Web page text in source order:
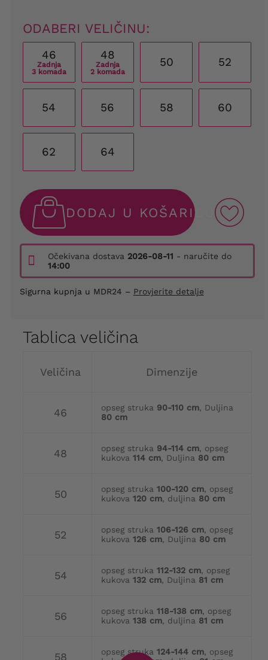
ODABERI VELIČINU:
46
Zadnja
3 komada
48
Zadnja
2 komada
50 52
54 56 58 60
62 64
DODAJ U KOŠARICU
Očekivana dostava 2026-08-11 - naručite do
14:00
Sigurna kupnja u MDR24 – Provjerite detalje
Tablica veličina
Veličina Dimenzije
46 opseg struka 90-110 cm, Duljina
80 cm
48 opseg struka 94-114 cm, opseg
kukova 114 cm, Duljina 80 cm
50 opseg struka 100-120 cm, opseg
kukova 120 cm, duljina 80 cm
52 opseg struka 106-126 cm, opseg
kukova 126 cm, Duljina 80 cm
54 opseg struka 112-132 cm, opseg
kukova 132 cm, Duljina 81 cm
56 opseg struka 118-138 cm, opseg
kukova 138 cm, duljina 81 cm
58 opseg struka 124-144 cm, opseg